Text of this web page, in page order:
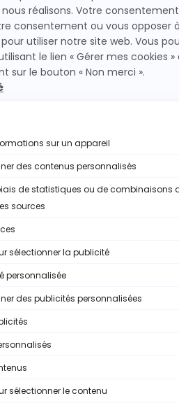
dans ton mixeur.
souple.